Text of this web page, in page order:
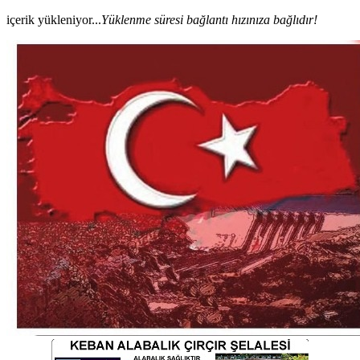
içerik yükleniyor...Yüklenme süresi bağlantı hızınıza bağlıdır!